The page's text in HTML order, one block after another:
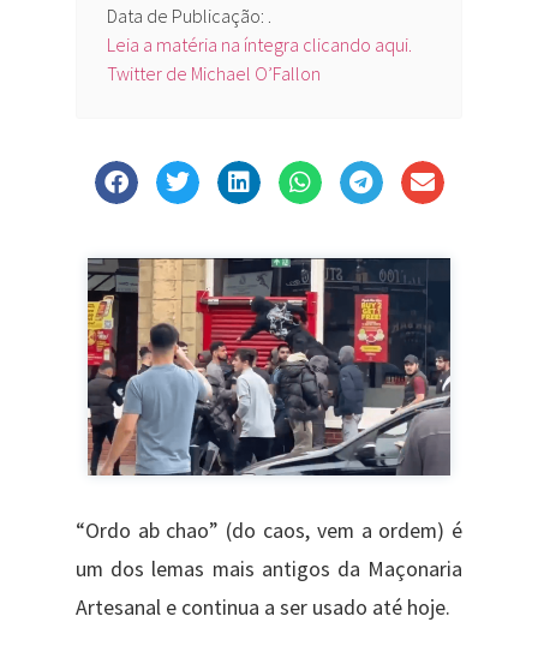
Data de Publicação: .
Leia a matéria na íntegra clicando aqui.
Twitter de Michael O’Fallon
“Ordo ab chao” (do caos, vem a ordem) é
um dos lemas mais antigos da Maçonaria
Artesanal e continua a ser usado até hoje.